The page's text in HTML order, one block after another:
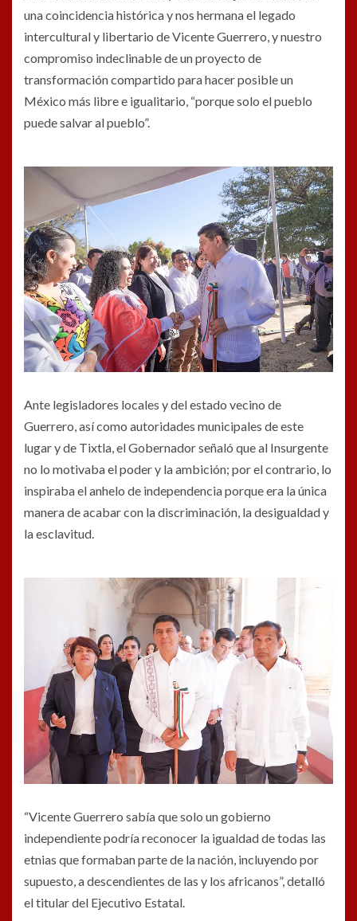
una coincidencia histórica y nos hermana el legado
intercultural y libertario de Vicente Guerrero, y nuestro
compromiso indeclinable de un proyecto de
transformación compartido para hacer posible un
México más libre e igualitario, “porque solo el pueblo
puede salvar al pueblo”.
Ante legisladores locales y del estado vecino de
Guerrero, así como autoridades municipales de este
lugar y de Tixtla, el Gobernador señaló que al Insurgente
no lo motivaba el poder y la ambición; por el contrario, lo
inspiraba el anhelo de independencia porque era la única
manera de acabar con la discriminación, la desigualdad y
la esclavitud.
“Vicente Guerrero sabía que solo un gobierno
independiente podría reconocer la igualdad de todas las
etnias que formaban parte de la nación, incluyendo por
supuesto, a descendientes de las y los africanos”, detalló
el titular del Ejecutivo Estatal.